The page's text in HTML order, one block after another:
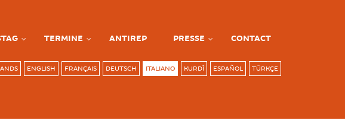
TERMINE ANTIREP PRESSE CONTACT
ENGLISH FRANÇAIS DEUTSCH ITALIANO KURDÎ ESPAÑOL TÜRKÇE